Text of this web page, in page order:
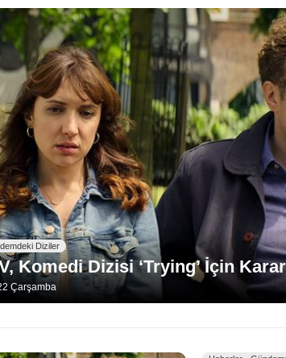
Diziler
Komedi Dizisi ‘Trying’ İçin
Çarşamba